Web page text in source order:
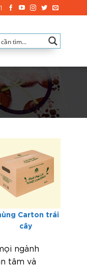
Carton trái
cây
ngành
tâm và